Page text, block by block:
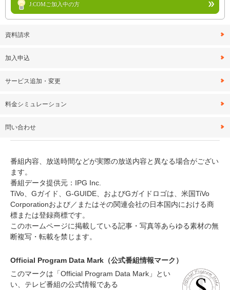
J:COMご加入中の方
資料請求
加入申込
サービス追加・変更
料金シミュレーション
問い合わせ
番組内容、放送時間などが実際の放送内容と異なる場合がござい
ます。
番組データ提供元：IPG Inc.
TiVo、Gガイド、G-GUIDE、およびGガイドロゴは、米国TiVo
Corporationおよび／またはその関連会社の日本国内における商
標または登録商標です。
このホームページに掲載している記事・写真等あらゆる素材の無
断複写・転載を禁じます。
Official Program Data Mark（公式番組情報マーク）
このマークは「Official Program Data Mark」とい
い、テレビ番組の公式情報である